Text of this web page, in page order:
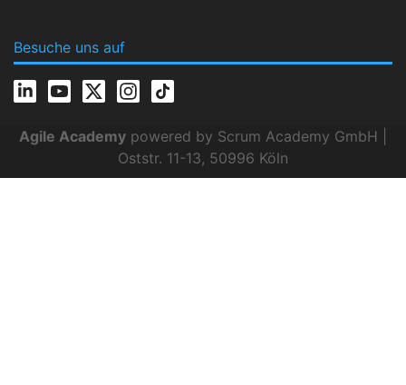
Besuche uns auf
Agile Academy powered by Scrum Academy GmbH |
Oststr. 11-13, 50996 Köln